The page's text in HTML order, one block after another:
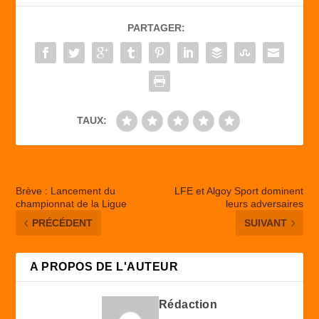
b
o
o
d
o
n
er
PARTAGER:
TAUX:
Brève : Lancement du
championnat de la Ligue
PRÉCÉDENT
LFE et Algoy Sport dominent
leurs adversaires
SUIVANT
A PROPOS DE L'AUTEUR
Rédaction